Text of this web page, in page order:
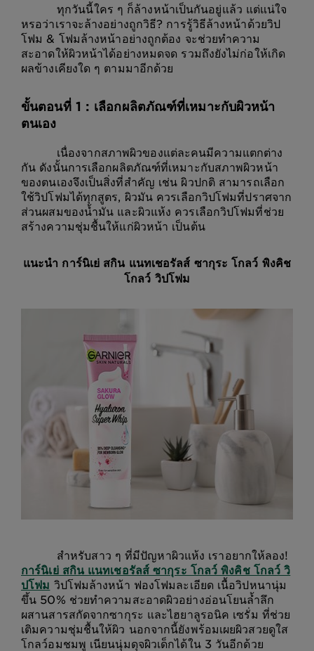
ทุกวันนี้ใคร ๆ ก็ล้างหน้าเป็นกันอยู่แล้ว แต่แน่ใจ
หรอว่าเราจะล้างอย่างถูกวิธี? การรู้วิธีล้างหน้าด้วยวิป
โฟม & โฟมล้างหน้าอย่างถูกต้อง จะช่วยทำความ
สะอาดให้ผิวหน้าได้อย่างหมดจด รวมถึงยังไม่ก่อให้เกิด
ผลข้างเคียงใด ๆ ตามมาอีกด้วย
ขั้นตอนที่ 1 : เลือกผลิตภัณฑ์ที่เหมาะกับผิวหน้า
ตนเอง
เนื่องจากสภาพผิวของแต่ละคนมีความแตกต่าง
กัน ดังนั้นการเลือกผลิตภัณฑ์ที่เหมาะกับสภาพผิวหน้า
ของตนเองจึงเป็นสิ่งที่สำคัญ เช่น ผิวปกติ สามารถเลือก
ใช้วิปโฟมได้ทุกสูตร, ผิวมัน ควรเลือกวิปโฟมที่ปราศจาก
ส่วนผสมของน้ำมัน และผิวแห้ง ควรเลือกวิปโฟมที่ช่วย
สร้างความชุ่มชื้นให้แก่ผิวหน้า เป็นต้น
แนะนำ การ์นิเย่ สกิน แนทเชอรัลส์ ซากุระ โกลว์ พิงคิช
โกลว์ วิปโฟม
สำหรับสาว ๆ ที่มีปัญหาผิวแห้ง เราอยากให้ลอง!
การ์นิเย่ สกิน แนทเชอรัลส์ ซากุระ โกลว์ พิงคิช โกลว์ วิ
ปโฟม วิปโฟมล้างหน้า ฟองโฟมละเอียด เนื้อวิปหนานุ่ม
ขึ้น 50% ช่วยทำความสะอาดผิวอย่างอ่อนโยนล้ำลึก
ผสานสารสกัดจากซากุระ และไฮยาลูรอนิค เซรั่ม ที่ช่วย
เติมความชุ่มชื้นให้ผิว นอกจากนี้ยังพร้อมเผยผิวสวยดูใส
โกลว์อมชมพู เนียนนุ่มดุจผิวเด็กได้ใน 3 วันอีกด้วย